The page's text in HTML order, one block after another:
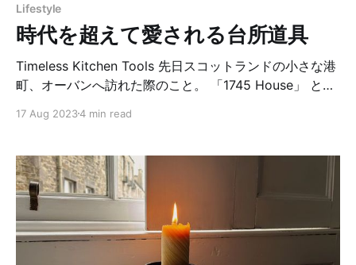
赤ちゃんの洋服を丁寧にたたんでしまいながら、「この
子が大きくなってもずっと使ってもらえるように大切に
Lifestyle
時代を超えて愛される台所道具
Timeless Kitchen Tools 先日スコットランドの小さな港
町、オーバンへ訪れた際のこと。 「1745 House」 と呼
たこの家の中には当時の暮らしが再現されていて、特に
りました。そこにはシンプルながら機能的な台所道具や
日用品の数々が展示してあり、昔の人が日々の生活の中
で「使いやすく便利なもの」を生み出してきた事が想像
できます。 天井から吊るされた形が様々な柳の籠、棚に
一列に並べられたストーンウエアの保存容器、卵を運ん
だり保存するために作られた道具。 デザインはどれもシ
17 Aug 20234 min read